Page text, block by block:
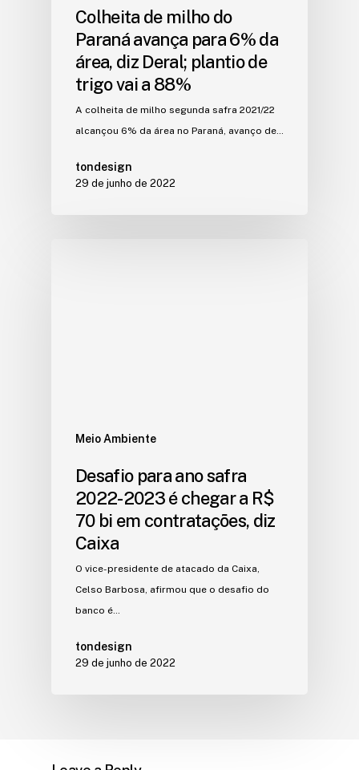
Colheita de milho do
Paraná avança para 6% da
área, diz Deral; plantio de
trigo vai a 88%
A colheita de milho segunda safra 2021/22
alcançou 6% da área no Paraná, avanço de…
tondesign
29 de junho de 2022
Meio Ambiente
Desafio para ano safra
2022-2023 é chegar a R$
70 bi em contratações, diz
Caixa
O vice-presidente de atacado da Caixa,
Celso Barbosa, afirmou que o desafio do
banco é…
tondesign
29 de junho de 2022